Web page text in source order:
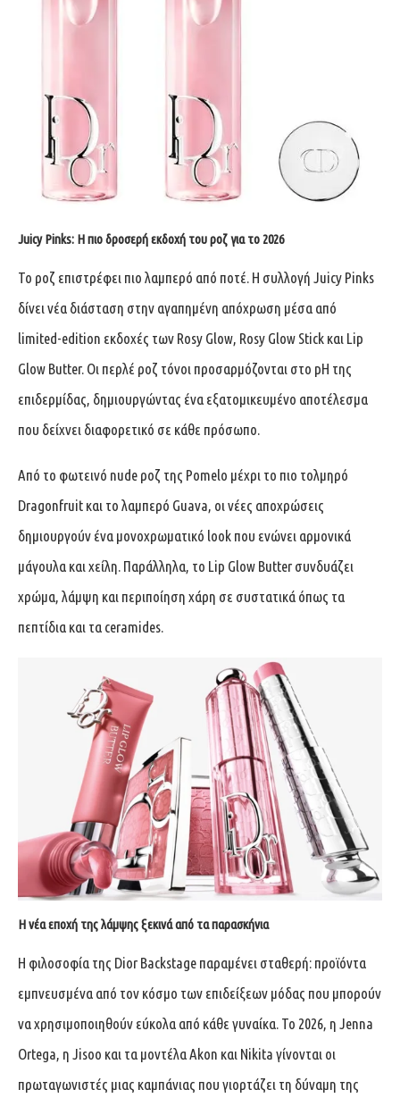
Juicy Pinks: Η πιο δροσερή εκδοχή του ροζ για το 2026
Το ροζ επιστρέφει πιο λαμπερό από ποτέ. Η συλλογή Juicy Pinks
δίνει νέα διάσταση στην αγαπημένη απόχρωση μέσα από
limited-edition εκδοχές των Rosy Glow, Rosy Glow Stick και Lip
Glow Butter. Οι περλέ ροζ τόνοι προσαρμόζονται στο pH της
επιδερμίδας, δημιουργώντας ένα εξατομικευμένο αποτέλεσμα
που δείχνει διαφορετικό σε κάθε πρόσωπο.
Από το φωτεινό nude ροζ της Pomelo μέχρι το πιο τολμηρό
Dragonfruit και το λαμπερό Guava, οι νέες αποχρώσεις
δημιουργούν ένα μονοχρωματικό look που ενώνει αρμονικά
μάγουλα και χείλη. Παράλληλα, το Lip Glow Butter συνδυάζει
χρώμα, λάμψη και περιποίηση χάρη σε συστατικά όπως τα
πεπτίδια και τα ceramides.
Η νέα εποχή της λάμψης ξεκινά από τα παρασκήνια
Η φιλοσοφία της Dior Backstage παραμένει σταθερή: προϊόντα
εμπνευσμένα από τον κόσμο των επιδείξεων μόδας που μπορούν
να χρησιμοποιηθούν εύκολα από κάθε γυναίκα. Το 2026, η Jenna
Ortega, η Jisoo και τα μοντέλα Akon και Nikita γίνονται οι
πρωταγωνιστές μιας καμπάνιας που γιορτάζει τη δύναμη της